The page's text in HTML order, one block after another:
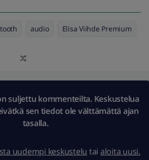
audio Elisa Viihde Premium
suljettu kommenteilta. Keskustelua
sen tiedot ole välttämättä ajan
tasalla.
uudempi keskustelu tai aloita uusi.